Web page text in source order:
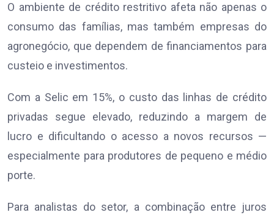
O ambiente de crédito restritivo afeta não apenas o
consumo das famílias, mas também empresas do
agronegócio, que dependem de financiamentos para
custeio e investimentos.
Com a Selic em 15%, o custo das linhas de crédito
privadas segue elevado, reduzindo a margem de
lucro e dificultando o acesso a novos recursos —
especialmente para produtores de pequeno e médio
porte.
Para analistas do setor, a combinação entre juros